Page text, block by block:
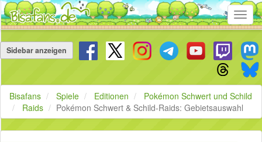
überspringen
Sidebar anzeigen
Bisafans Spiele Editionen
Pokémon Schwert und Schild
Raids
Pokémon Schwert & Schild-Raids: Gebietsauswahl